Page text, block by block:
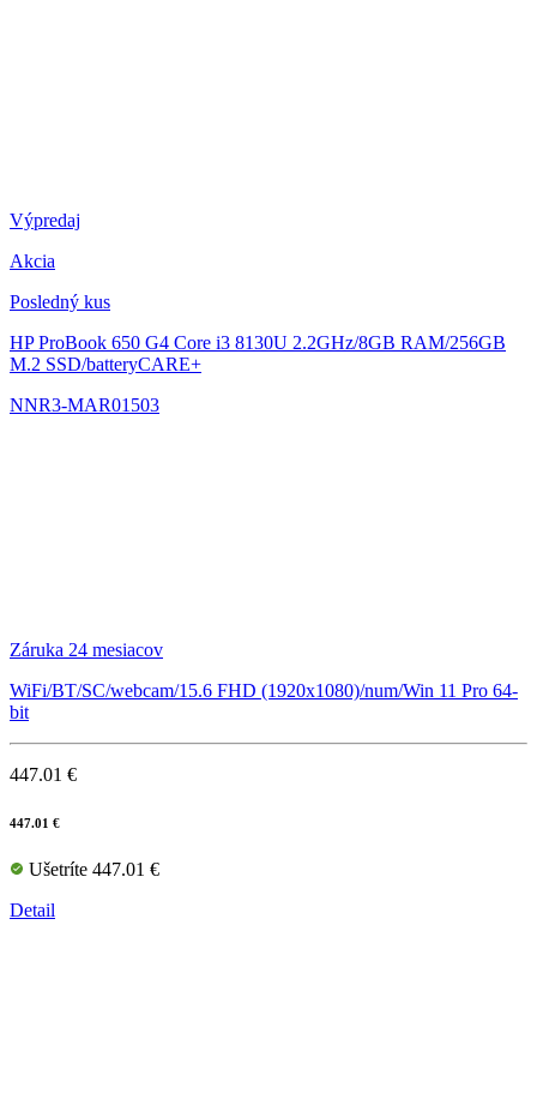
Výpredaj
Akcia
Posledný kus
HP ProBook 650 G4 Core i3 8130U 2.2GHz/8GB RAM/256GB
M.2 SSD/batteryCARE+
NNR3-MAR01503
Záruka 24 mesiacov
WiFi/BT/SC/webcam/15.6 FHD (1920x1080)/num/Win 11 Pro 64-
bit
447.01 €
447.01 €
Ušetríte 447.01 €
Detail